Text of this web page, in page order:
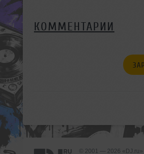
КОММЕНТАРИИ
© 2001 — 2026